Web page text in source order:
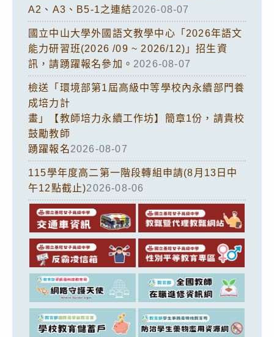
A2、A3、B5-1之連結2026-08-07
國立中山大學外國語文教學中心「2026年語文
能力研習班(2026 /09 ~ 2026/12)」招生資
訊，請踴躍報名參加。 2026-08-07
檢送「環境部第1屆高級中等學校內永續部門養
成培力計
畫」【教師培力永續工作坊】簡章1份，請貴校
鼓勵教師
踴躍報名2026-08-07
115學年度高二第一階段轉組申請(8月13日中
午12點截止)2026-08-06